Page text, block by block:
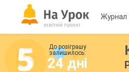
Журнал
До розіграшу
залишилось:
24 дні